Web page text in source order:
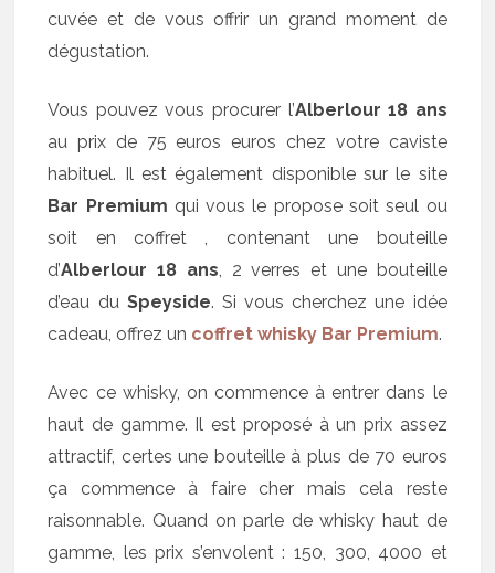
cuvée et de vous offrir un grand moment de
dégustation.
Vous pouvez vous procurer l’Alberlour 18 ans
au prix de 75 euros euros chez votre caviste
habituel. Il est également disponible sur le site
Bar Premium qui vous le propose soit seul ou
soit en coffret , contenant une bouteille
d’Alberlour 18 ans, 2 verres et une bouteille
d’eau du Speyside. Si vous cherchez une idée
cadeau, offrez un coffret whisky Bar Premium.
Avec ce whisky, on commence à entrer dans le
haut de gamme. Il est proposé à un prix assez
attractif, certes une bouteille à plus de 70 euros
ça commence à faire cher mais cela reste
raisonnable. Quand on parle de whisky haut de
gamme, les prix s’envolent : 150, 300, 4000 et